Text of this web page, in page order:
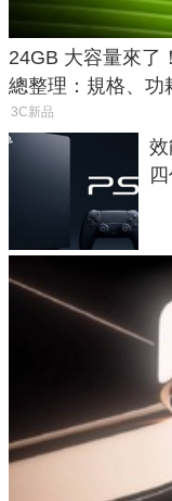
24GB 大容量來了
總整理：規格、功
3C新品